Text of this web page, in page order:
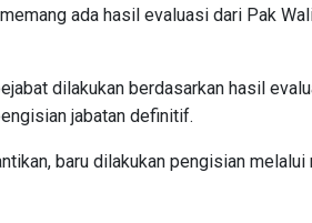
ada hasil evaluasi dari Pak
dilakukan berdasarkan hasil
jabatan definitif.
baru dilakukan pengisian melalui